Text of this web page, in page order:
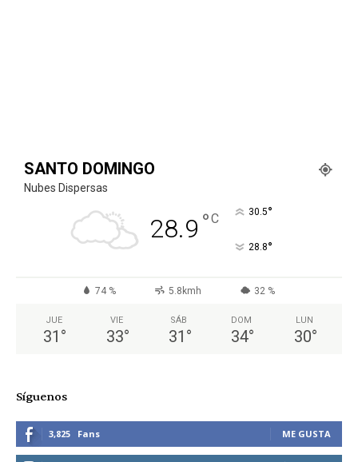
SANTO DOMINGO
Nubes Dispersas
28.9 °C 30.5°
28.8°
74 % 5.8kmh 32 %
JUE
31 °
VIE
33°
SÁB
31 °
DOM
34°
LUN
30°
Síguenos
3,825 Fans ME GUSTA